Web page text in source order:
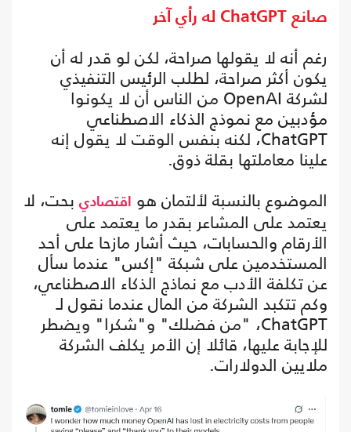
صانع ChatGPT له رأي آخر
رغم أنه لا يقولها صراحة، لكن لو قدر له أن
يكون أكثر صراحة، لطلب الرئيس التنفيذي
لشركة OpenAI من الناس أن لا يكونوا
مؤدبين مع نموذج الذكاء الاصطناعي
ChatGPT، لكنه بنفس الوقت لا يقول إنه
علينا معاملتها بقلة ذوق.
الموضوع بالنسبة لألتمان هو
اقتصادي بحت، لا
يعتمد على المشاعر بقدر ما يعتمد على
الأرقام والحسابات، حيث أشار مازحا على أحد
المستخدمين على شبكة "إكس" عندما سأل
عن تكلفة الأدب مع نماذج الذكاء الاصطناعي،
وكم تتكبد الشركة من المال عندما نقول لـ
ChatGPT، "من فضلك" و"شكرا" ويضطر
للإجابة عليها، قائلا إن الأمر يكلف الشركة
ملايين الدولارات.